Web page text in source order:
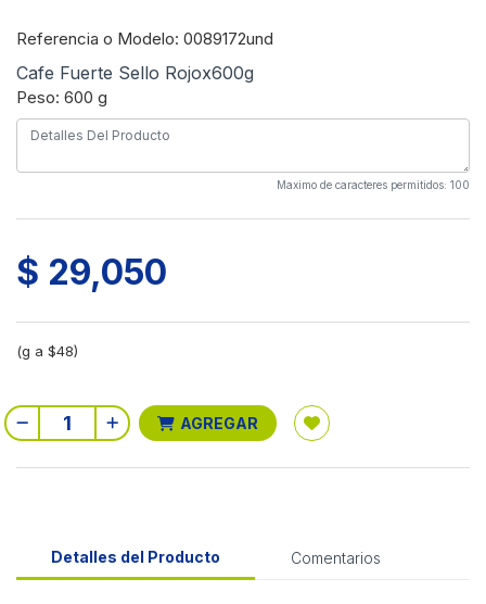
Referencia o Modelo: 0089172und
Cafe Fuerte Sello Rojox600g
Peso: 600 g
Maximo de caracteres permitidos: 100
$ 29,050
(g a $48)
AGREGAR
Detalles del Producto Comentarios